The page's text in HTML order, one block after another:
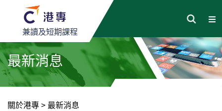
兼讀及短期課程
最新消息
關於港專> 最新消息